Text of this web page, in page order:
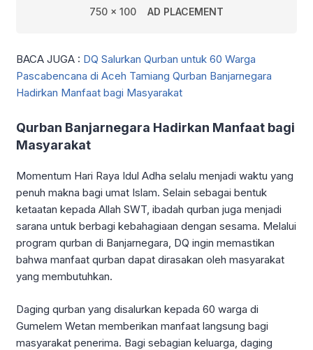
750 x 100 AD PLACEMENT
BACA JUGA : DQ Salurkan Qurban untuk 60 Warga
Pascabencana di Aceh Tamiang Qurban Banjarnegara
Hadirkan Manfaat bagi Masyarakat
Qurban Banjarnegara Hadirkan Manfaat bagi
Masyarakat
Momentum Hari Raya Idul Adha selalu menjadi waktu yang
penuh makna bagi umat Islam. Selain sebagai bentuk
ketaatan kepada Allah SWT, ibadah qurban juga menjadi
sarana untuk berbagi kebahagiaan dengan sesama. Melalui
program qurban di Banjarnegara, DQ ingin memastikan
bahwa manfaat qurban dapat dirasakan oleh masyarakat
yang membutuhkan.
Daging qurban yang disalurkan kepada 60 warga di
Gumelem Wetan memberikan manfaat langsung bagi
masyarakat penerima. Bagi sebagian keluarga, daging